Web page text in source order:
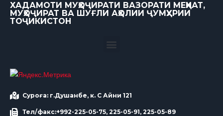
ХАДАМОТИ МУҲОҶИРАТИ ВАЗОРАТИ МЕҲНАТ,
МУҲОҶИРАТ ВА ШУҒЛИ АҲОЛИИ ҶУМҲУРИИ
ТОҶИКИСТОН
Суроға: г.Душанбе, к. С Айни 121
Тел/факс:+992-225-05-75, 225-05-91, 225-05-89